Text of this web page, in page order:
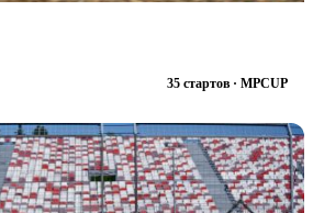
35 стартов · MPCUP